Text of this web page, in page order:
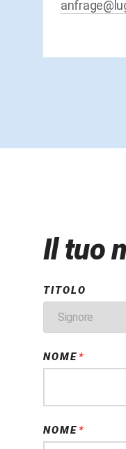
Il tuo
TITOLO
NOME *
CAMPO
NOME *
CAMPO